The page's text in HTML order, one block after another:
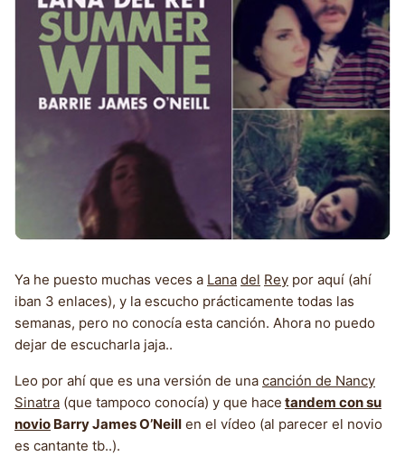
Ya he puesto muchas veces a Lana del Rey por aquí (ahí
iban 3 enlaces), y la escucho prácticamente todas las
semanas, pero no conocía esta canción. Ahora no puedo
dejar de escucharla jaja..
Leo por ahí que es una versión de una canción de Nancy
Sinatra (que tampoco conocía) y que hace tandem con su
novio Barry James O’Neill en el vídeo (al parecer el novio
es cantante tb..).